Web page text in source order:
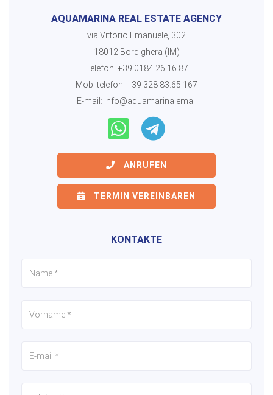
AQUAMARINA REAL ESTATE AGENCY
via Vittorio Emanuele, 302
18012 Bordighera (IM)
Telefon: +39 0184 26.16.87
Mobiltelefon: +39 328 83.65.167
E-mail: info@aquamarina.email
ANRUFEN
TERMIN VEREINBAREN
KONTAKTE